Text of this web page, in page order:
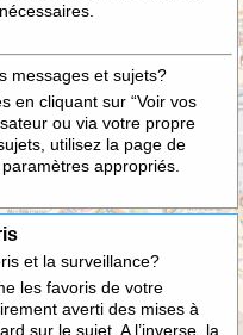
messages et sujets?
en cliquant sur “Voir vos
ou via votre propre
utilisez la page de
appropriés.
et la surveillance?
les favoris de votre
averti des mises à
sur le sujet. A l’inverse, la